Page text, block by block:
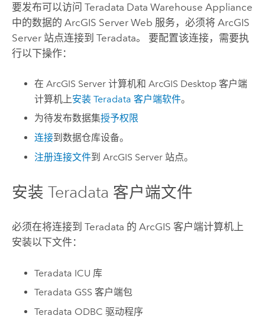
要发布可以访问 Teradata Data Warehouse Appliance
中的数据的 ArcGIS ServerWeb 服务，必须将 ArcGIS
Server站点连接到 Teradata。 要配置该连接，需要执
行以下操作：
在ArcGIS Server 计算机和ArcGIS Desktop 客户端
计算机上安装Teradata 客户端软件。
为待发布数据集授予权限
连接到数据仓库设备。
注册连接文件到ArcGIS Server 站点。
安装 Teradata 客户端文件
必须在将连接到 Teradata 的 ArcGIS 客户端计算机上
安装以下文件：
Teradata ICU 库
Teradata GSS 客户端包
Teradata ODBC 驱动程序